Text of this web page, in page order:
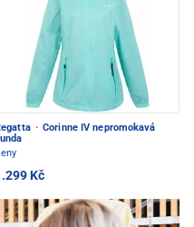
· Corinne IV nepromokavá
Kč